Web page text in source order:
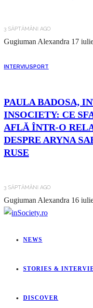
3 SĂPTĂMÂNI AGO
Gugiuman Alexandra 17
INTERVIUSPORT
PAULA BADOSA,
INSOCIETY: CE
AFLĂ ÎNTR-O
DESPRE ARYNA
RUSE
3 SĂPTĂMÂNI AGO
Gugiuman Alexandra 16
NEWS
STORIES &
DISCOVER